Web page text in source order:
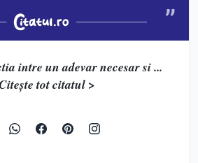
intre un adevar necesar si ...
tot citatul >